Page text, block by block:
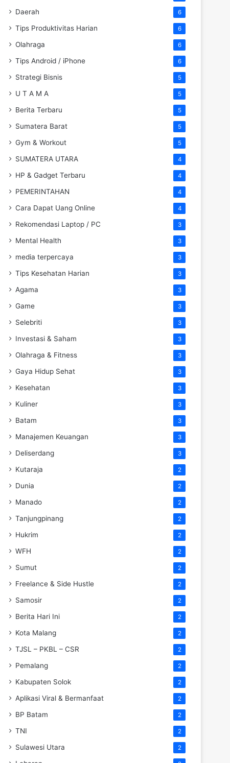
Daerah 6
Tips Produktivitas Harian 6
Olahraga 6
Tips Android / iPhone 6
Strategi Bisnis 5
U T A M A 5
Berita Terbaru 5
Sumatera Barat 5
Gym & Workout 5
SUMATERA UTARA 4
HP & Gadget Terbaru 4
PEMERINTAHAN 4
Cara Dapat Uang Online 4
Rekomendasi Laptop / PC 3
Mental Health 3
media terpercaya 3
Tips Kesehatan Harian 3
Agama 3
Game 3
Selebriti 3
Investasi & Saham 3
Olahraga & Fitness 3
Gaya Hidup Sehat 3
Kesehatan 3
Kuliner 3
Batam 3
Manajemen Keuangan 3
Deliserdang 3
Kutaraja 2
Dunia 2
Manado 2
Tanjungpinang 2
Hukrim 2
WFH 2
Sumut 2
Freelance & Side Hustle 2
Samosir 2
Berita Hari Ini 2
Kota Malang 2
TJSL – PKBL – CSR 2
Pemalang 2
Kabupaten Solok 2
Aplikasi Viral & Bermanfaat 2
BP Batam 2
TNI 2
Sulawesi Utara 2